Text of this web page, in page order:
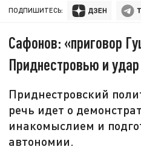
ПОДПИШИТЕСЬ:
Сафонов: «приговор
Приднестровью и удар
Приднестровский
речь идет о
инакомыслием и
автономии.